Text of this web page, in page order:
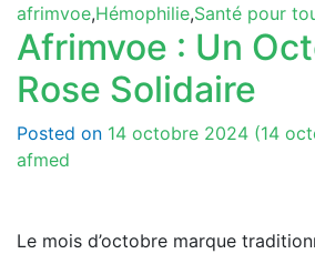
afrimvoe,Hémophilie,Santé pour
Afrimvoe : Un
Rose Solidaire
Posted on 14 octobre 2024 (14
afmed
Le mois d’octobre marque